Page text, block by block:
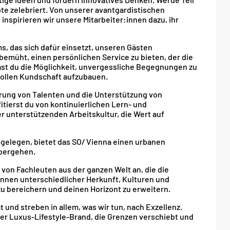
zelebriert. Von unserer avantgardistischen
wir unsere Mitarbeiter:innen dazu, ihr
das sich dafür einsetzt, unseren Gästen
einen persönlichen Service zu bieten, der die
du die Möglichkeit, unvergessliche Begegnungen zu
Kundschaft aufzubauen.
von Talenten und die Unterstützung von
du von kontinuierlichen Lern- und
unterstützenden Arbeitskultur, die Wert auf
bietet das SO/ Vienna einen urbanen
Fachleuten aus der ganzen Welt an, die die
unterschiedlicher Herkunft, Kulturen und
bereichern und deinen Horizont zu erweitern.
streben in allem, was wir tun, nach Exzellenz.
Luxus-Lifestyle-Brand, die Grenzen verschiebt und